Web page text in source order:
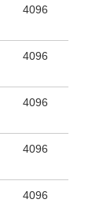
4096
4096
4096
4096
4096